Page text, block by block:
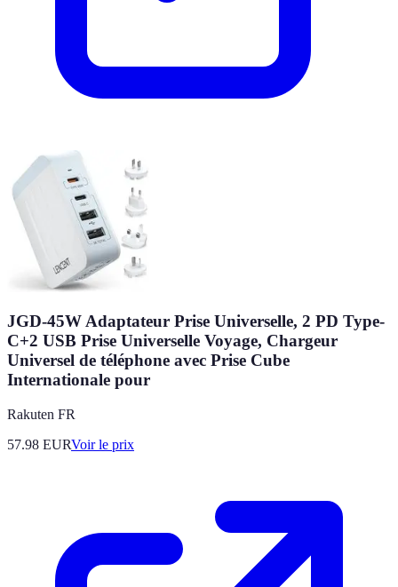
JGD-45W Adaptateur Prise Universelle, 2 PD Type-
C+2 USB Prise Universelle Voyage, Chargeur
Universel de téléphone avec Prise Cube
Internationale pour
Rakuten FR
57.98 EURVoir le prix